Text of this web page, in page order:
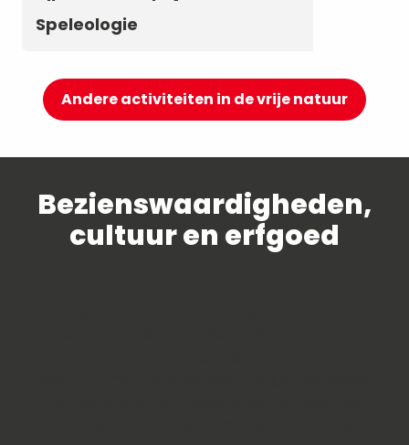
Klimmen en via ferrata
Speleologie
Andere activiteiten in de vrije natuur
Bezienswaardigheden,
cultuur en erfgoed